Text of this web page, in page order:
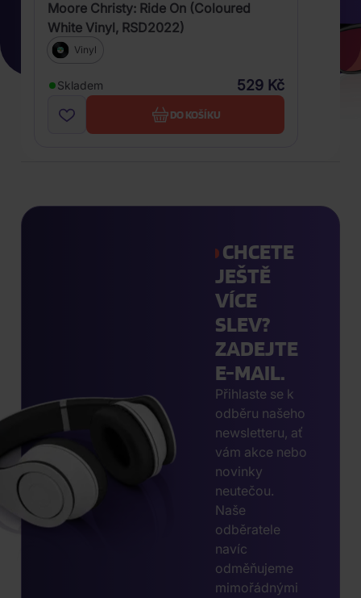
Moore Christy: Ride On (Coloured
White Vinyl, RSD2022)
Vinyl
Skladem 529 Kč
DO KOŠÍKU
CHCETE
JEŠTĚ
VÍCE
SLEV?
ZADEJTE
E-MAIL.
Přihlaste se k
odběru našeho
newsletteru, ať
vám akce nebo
novinky
neutečou.
Naše
odběratele
navíc
odměňujeme
mimořádnými